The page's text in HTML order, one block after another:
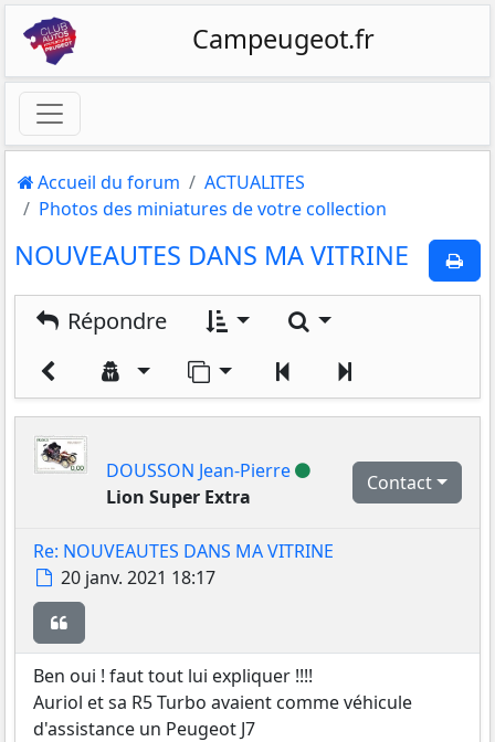
Campeugeot.fr
Accueil du forum
ACTUALITES
Photos des miniatures de votre collection
NOUVEAUTES DANS MA VITRINE
Répondre
Rechercher
Aller sur la page
Précédent
DOUSSON Jean-Pierre
En ligne
Lion Super Extra
Contact
Re: NOUVEAUTES DANS MA VITRINE
Message
20 janv. 2021 18:17
Ben oui ! faut tout lui expliquer !!!!
Auriol et sa R5 Turbo avaient comme véhicule
d'assistance un Peugeot J7